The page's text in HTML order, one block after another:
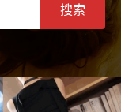
搜索